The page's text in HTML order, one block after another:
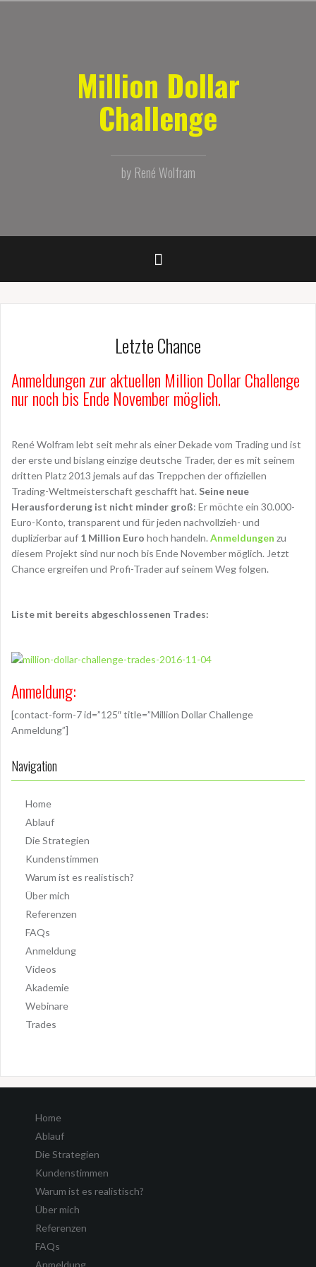
Million Dollar
Challenge
by René Wolfram
Letzte Chance
Anmeldungen zur aktuellen Million Dollar Challenge
nur noch bis Ende November möglich.
René Wolfram lebt seit mehr als einer Dekade vom Trading und ist
der erste und bislang einzige deutsche Trader, der es mit seinem
dritten Platz 2013 jemals auf das Treppchen der offiziellen
Trading-Weltmeisterschaft geschafft hat. Seine neue
Herausforderung ist nicht minder groß: Er möchte ein 30.000-
Euro-Konto, transparent und für jeden nachvollzieh- und
duplizierbar auf 1 Million Euro hoch handeln. Anmeldungen zu
diesem Projekt sind nur noch bis Ende November möglich. Jetzt
Chance ergreifen und Profi-Trader auf seinem Weg folgen.
Liste mit bereits abgeschlossenen Trades:
Anmeldung:
[contact-form-7 id=”125″ title=”Million Dollar Challenge
Anmeldung”]
Navigation
Home
Ablauf
Die Strategien
Kundenstimmen
Warum ist es realistisch?
Über mich
Referenzen
FAQs
Anmeldung
Videos
Akademie
Webinare
Trades
Home
Ablauf
Die Strategien
Kundenstimmen
Warum ist es realistisch?
Über mich
Referenzen
FAQs
Anmeldung